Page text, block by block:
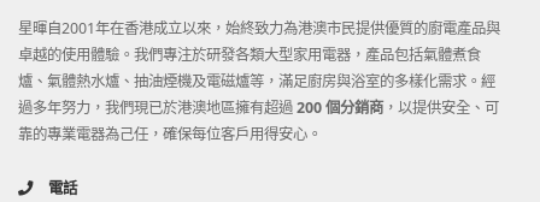
星暉自2001年在香港成立以來，始終致力為港澳市民提供優質的廚電產品與
卓越的使用體驗。我們專注於研發各類大型家用電器，產品包括氣體煮食
爐、氣體熱水爐、抽油煙機及電磁爐等，滿足廚房與浴室的多樣化需求。經
過多年努力，我們現已於港澳地區擁有超過200 個分銷商，以提供安全、可
靠的專業電器為己任，確保每位客戶用得安心。
電話